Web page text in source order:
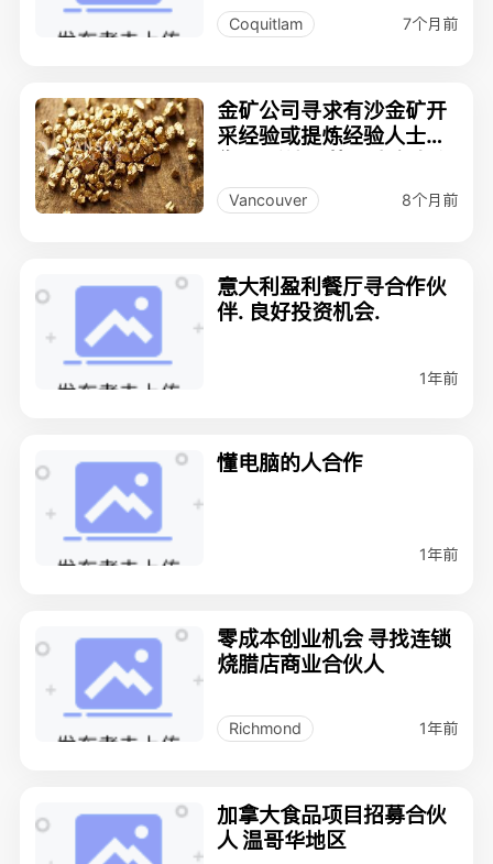
Coquitlam 7个月前
金矿公司寻求有沙金矿开
采经验或提炼经验人士合
线和设备
Vancouver 8个月前
意大利盈利餐厅寻合作伙
伴. 良好投资机会.
1年前
懂电脑的人合作
1年前
零成本创业机会 寻找连锁
烧腊店商业合伙人
Richmond 1年前
加拿大食品项目招募合伙
人 温哥华地区